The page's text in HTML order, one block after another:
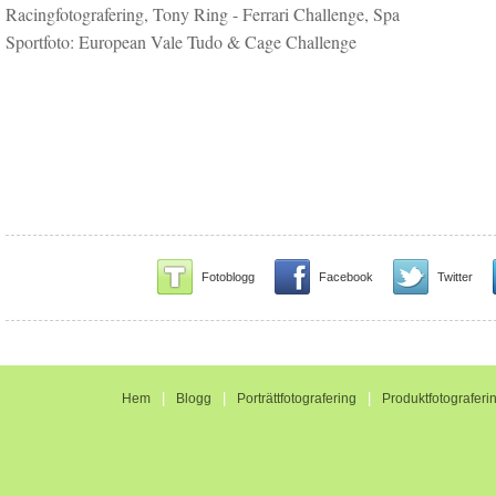
Racingfotografering, Tony Ring - Ferrari Challenge, Spa
Sportfoto: European Vale Tudo & Cage Challenge
Fotoblogg Facebook Twitter
Hem Blogg Porträttfotografering